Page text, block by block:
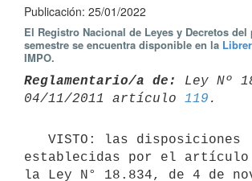
Publicación: 25/01/2022
El Registro Nacional de Leyes y Decretos del
semestre se encuentra disponible en la
IMPO.
Reglamentario/a de:
Ley Nº
04/11/2011 artículo 119
establecidas por el artículo
la Ley N° 18.834, de 4 de